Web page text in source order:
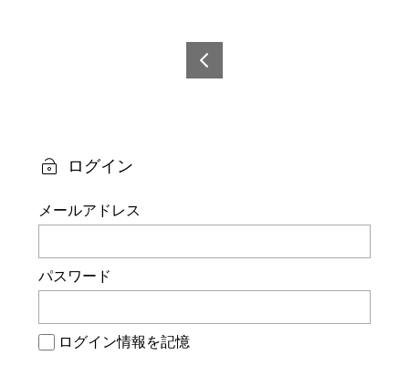
ー
シ
ョ
ン
ログイン
メールアドレス
パスワード
ログイン情報を記憶